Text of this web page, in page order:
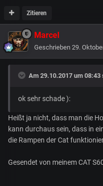
Zitieren
Marcel
Geschrieben 29.
Am 29.10.2017 um 08:43
ok sehr schade ):
Heißt ja nicht, dass man die
kann durchaus sein, dass in
die Rampen der Cat
Gesendet von meinem CAT